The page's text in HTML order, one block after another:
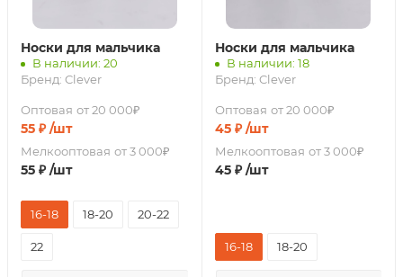
Носки для мальчика
В наличии: 20
Бренд: Clever
Оптовая от 20 000₽
55 ₽ /шт
Мелкооптовая от 3 000₽
55 ₽ /шт
16-18 18-20 20-22
22
Носки для мальчика
В наличии: 18
Бренд: Clever
Оптовая от 20 000₽
45₽ /шт
Мелкооптовая от 3 000₽
45₽ /шт
16-18 18-20